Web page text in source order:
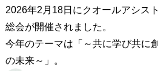
2026年2月18日にクオールアシス
総会が開催されました。
今年のテーマは「～共に学び共に
の未来～」。